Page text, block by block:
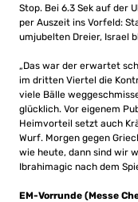
Stop. Bei 6.3 Sek auf der
per Auszeit ins Vorfeld:
umjubelten Dreier, Israel
„Das war der erwartet
im dritten Viertel die
viele Bälle
glücklich. Vor eigenem
Heimvorteil setzt auch
Wurf. Morgen gegen
wie heute, dann sind wir
Ibrahimagic nach dem
EM-Vorrunde (Messe